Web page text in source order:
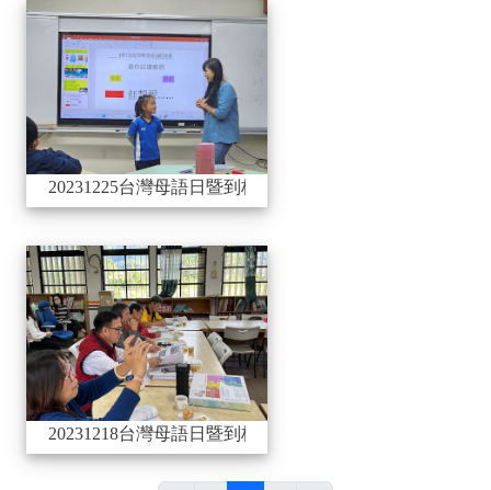
20231225台灣母語日暨到校
20231225台灣母語日暨到校服務與諮詢_豐山國小
20231218台灣母語日暨到校
20231218台灣母語日暨到校服務與諮詢_東竹國小